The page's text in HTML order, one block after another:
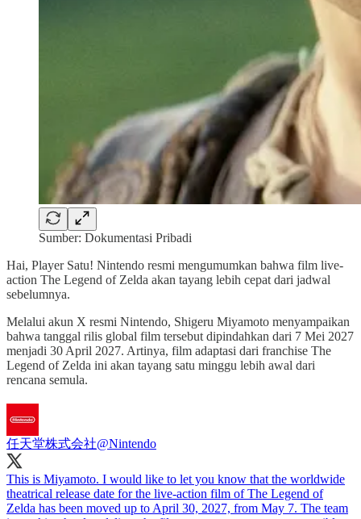
Sumber: Dokumentasi Pribadi
Hai, Player Satu! Nintendo resmi mengumumkan bahwa film live-
action The Legend of Zelda akan tayang lebih cepat dari jadwal
sebelumnya.
Melalui akun X resmi Nintendo, Shigeru Miyamoto menyampaikan
bahwa tanggal rilis global film tersebut dipindahkan dari 7 Mei 2027
menjadi 30 April 2027. Artinya, film adaptasi dari franchise The
Legend of Zelda ini akan tayang satu minggu lebih awal dari
rencana semula.
任天堂株式会社@Nintendo
This is Miyamoto. I would like to let you know that the worldwide
theatrical release date for the live-action film of The Legend of
Zelda has been moved up to April 30, 2027, from May 7. The team